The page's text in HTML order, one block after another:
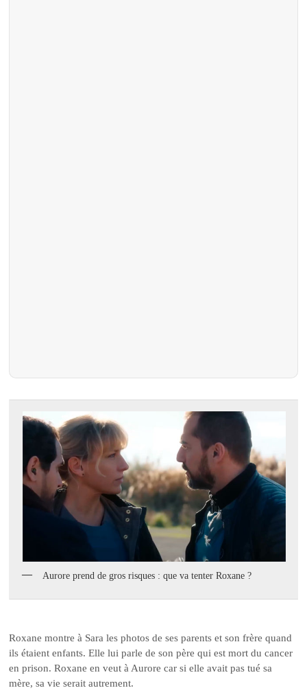
Aurore prend de gros risques : que va tenter Roxane ?
Roxane montre à Sara les photos de ses parents et son frère quand
ils étaient enfants. Elle lui parle de son père qui est mort du cancer
en prison. Roxane en veut à Aurore car si elle avait pas tué sa
mère, sa vie serait autrement.